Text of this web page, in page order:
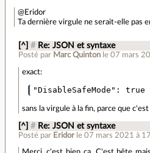
@Eridor
Ta dernière virgule ne serait-elle pas
[^] # Re: JSON et syntaxe
Posté par Marc Quinton le 07 mars
exact:
sans la virgule à la fin, parce que
[^] # Re: JSON et syntaxe
Posté par Eridor le 07 mars 2021 à